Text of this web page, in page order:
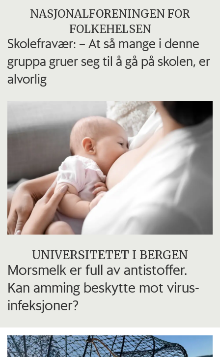
NASJONALFORENINGEN FOR
FOLKEHELSEN
Skolefravær: – At så mange i denne
gruppa gruer seg til å gå på skolen, er
alvorlig
UNIVERSITETET I BERGEN
Morsmelk er full av antistoffer.
Kan amming beskytte mot virus-
infeksjoner?